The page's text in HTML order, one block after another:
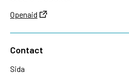
Openaid
Contact
Sida